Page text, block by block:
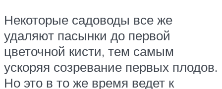
Некоторые садоводы все же
удаляют пасынки до первой
цветочной кисти, тем самым
ускоряя созревание первых плодов.
Но это в то же время ведет к